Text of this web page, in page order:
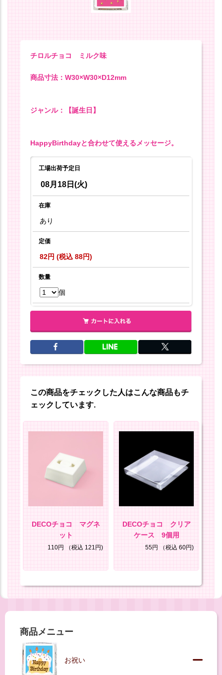
チロルチョコ ミルク味
商品寸法：W30×W30×D12mm
ジャンル：【誕生日】
HappyBirthdayと合わせて使えるメッセージ。
工場出荷予定日
08月18日(火)
在庫
あり
定価
82円 (税込 88円)
数量
個
この商品をチェックした人はこんな商品もチ
ェックしています.
DECOチョコ マグネ
ット
110円 （税込 121円)
DECOチョコ クリア
ケース 9個用
55円 （税込 60円)
商品メニュー
お祝い